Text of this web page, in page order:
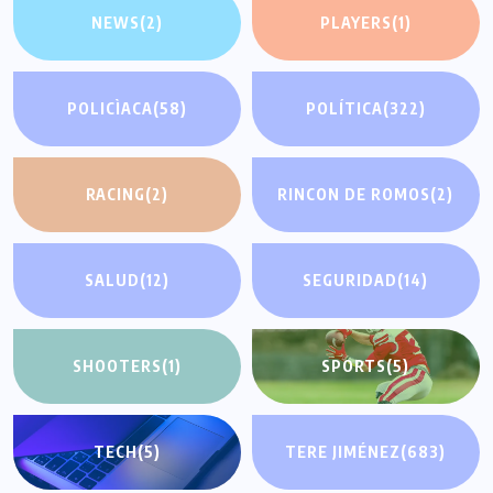
NEWS(2) PLAYERS(1)
POLICÌACA(58) POLÍTICA(322)
RACING(2) RINCON DE ROMOS(2)
SALUD(12) SEGURIDAD(14)
SHOOTERS(1) SPORTS(5)
TECH(5) TERE JIMÉNEZ(683)